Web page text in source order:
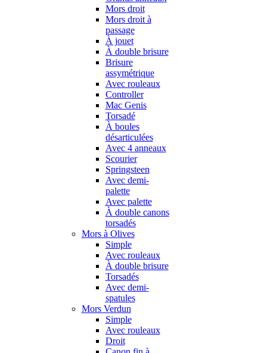
Mors droit
Mors droit à
passage
À jouet
À double brisure
Brisure
assymétrique
Avec rouleaux
Controller
Mac Genis
Torsadé
À boules
désarticulées
Avec 4 anneaux
Scourier
Springsteen
Avec demi-
palette
Avec palette
À double canons
torsadés
Mors à Olives
Simple
Avec rouleaux
À double brisure
Torsadés
Avec demi-
spatules
Mors Verdun
Simple
Avec rouleaux
Droit